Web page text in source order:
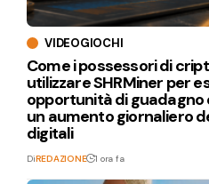
VIDEOGIOCHI
Come i possessori di
utilizzare SHRMiner per
opportunità di
un aumento giornaliero
digitali
DiREDAZIONE 1 ora fa